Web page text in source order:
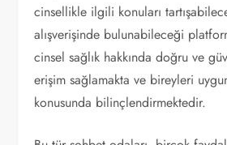
cinsellikle ilgili konuları
alışverişinde bulunabileceği
cinsel sağlık hakkında doğru ve
erişim sağlamakta ve bireyleri
konusunda bilinçlendirmektedir.